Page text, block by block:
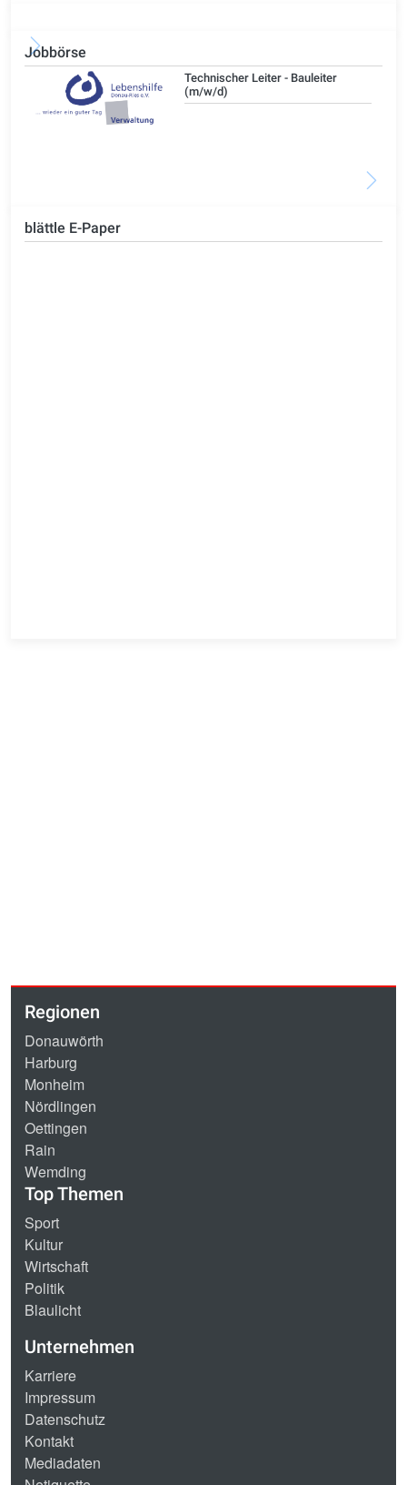
Jobbörse
Technischer Leiter - Bauleiter
(m/w/d)
blättle E-Paper
Regionen
Donauwörth
Harburg
Monheim
Nördlingen
Oettingen
Rain
Wemding
Top Themen
Sport
Kultur
Wirtschaft
Politik
Blaulicht
Unternehmen
Karriere
Impressum
Datenschutz
Kontakt
Mediadaten